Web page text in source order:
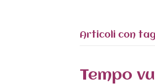
Articoli con tag
Tempo